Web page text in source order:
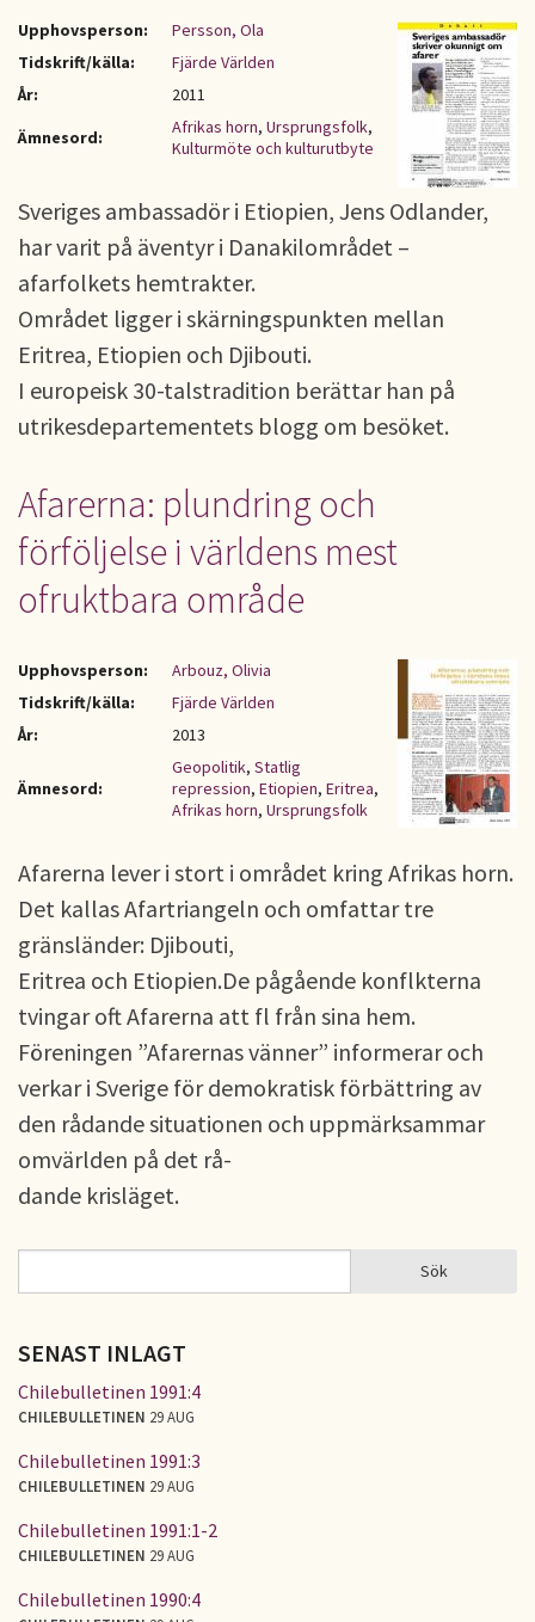
Upphovsperson:
Persson, Ola
Tidskrift/källa:
Fjärde Världen
År:
2011
Ämnesord:
Afrikas horn, Ursprungsfolk,
Kulturmöte och kulturutbyte
Sveriges ambassadör i Etiopien, Jens Odlander,
har varit på äventyr i Danakilområdet –
afarfolkets hemtrakter.
Området ligger i skärningspunkten mellan
Eritrea, Etiopien och Djibouti.
I europeisk 30-talstradition berättar han på
utrikesdepartementets blogg om besöket.
Afarerna: plundring och
förföljelse i världens mest
ofruktbara område
Upphovsperson:
Arbouz, Olivia
Tidskrift/källa:
Fjärde Världen
År:
2013
Ämnesord:
Geopolitik, Statlig
repression, Etiopien, Eritrea,
Afrikas horn, Ursprungsfolk
Afarerna lever i stort i området kring Afrikas horn.
Det kallas Afartriangeln och omfattar tre
gränsländer: Djibouti,
Eritrea och Etiopien.De pågående konflkterna
tvingar oft Afarerna att fl från sina hem.
Föreningen ”Afarernas vänner” informerar och
verkar i Sverige för demokratisk förbättring av
den rådande situationen och uppmärksammar
omvärlden på det rå-
dande krisläget.
SÖKFORMULÄR Sök
SENAST INLAGT
Chilebulletinen 1991:4
CHILEBULLETINEN 29 AUG
Chilebulletinen 1991:3
CHILEBULLETINEN 29 AUG
Chilebulletinen 1991:1-2
CHILEBULLETINEN 29 AUG
Chilebulletinen 1990:4